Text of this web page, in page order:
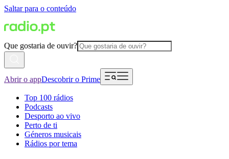
Saltar para o conteúdo
Que gostaria de ouvir?
Abrir o appDescobrir o Prime
Top 100 rádios
Podcasts
Desporto ao vivo
Perto de ti
Géneros musicais
Rádios por tema